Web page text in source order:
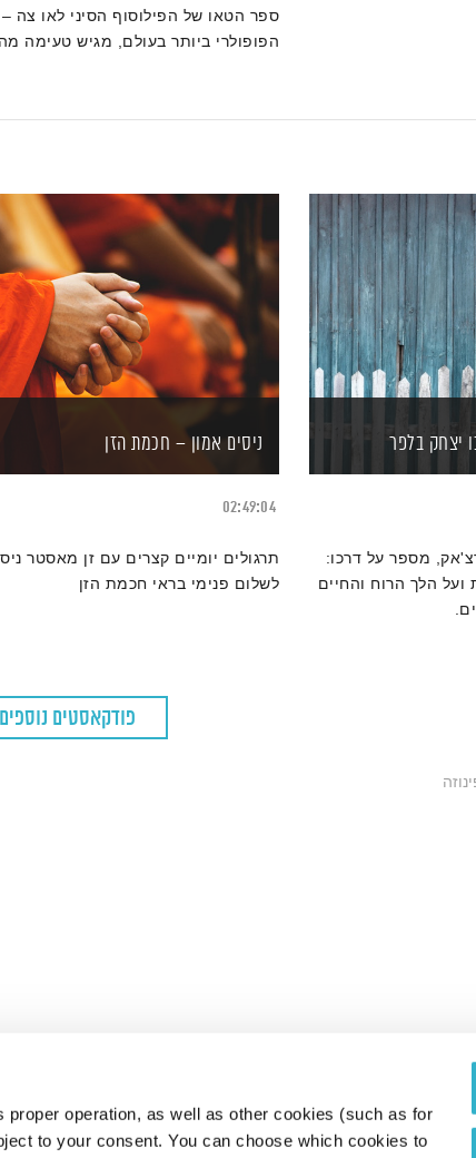
operation, as well as other cookies (such as for
to your consent. You can choose which cookies to
ספר הטאו של הפילוסוף הסיני לאו צה
הפופולרי ביותר בעולם, מגיש טעימה
יצחק בלפר
מספר על דרכו:
ועל הלך הרוח והחיים
ניסים אמון – חכמת הזן
02:49:04
תרגולים יומיים קצרים עם זן מאסטר
לשלום פנימי בראי חכמת הזן
פודקאסטים נוספים